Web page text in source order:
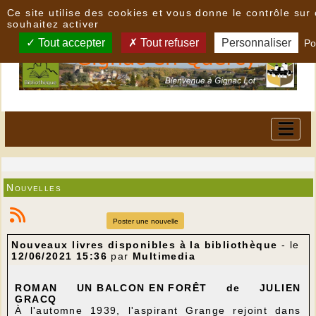
Nouvelles
Poster une nouvelle
Nouveaux livres disponibles à la bibliothèque - le
12/06/2021 15:36 par Multimedia
ROMAN UN BALCON EN FORÊT de JULIEN
GRACQ
À l'automne 1939, l'aspirant Grange rejoint dans
Ce site utilise des cookies et vous donne le contrôle sur
souhaitez activer
Tout accepter Tout refuser Personnaliser